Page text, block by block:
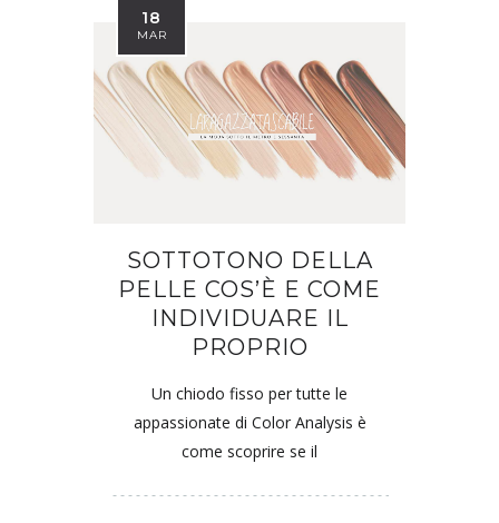
18
MAR
SOTTOTONO DELLA
PELLE COS’È E COME
INDIVIDUARE IL
PROPRIO
Un chiodo fisso per tutte le
appassionate di Color Analysis è
come scoprire se il